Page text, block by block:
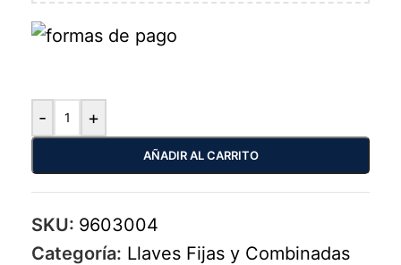
- +
AÑADIR AL CARRITO
SKU: 9603004
Categoría: Llaves Fijas y Combinadas